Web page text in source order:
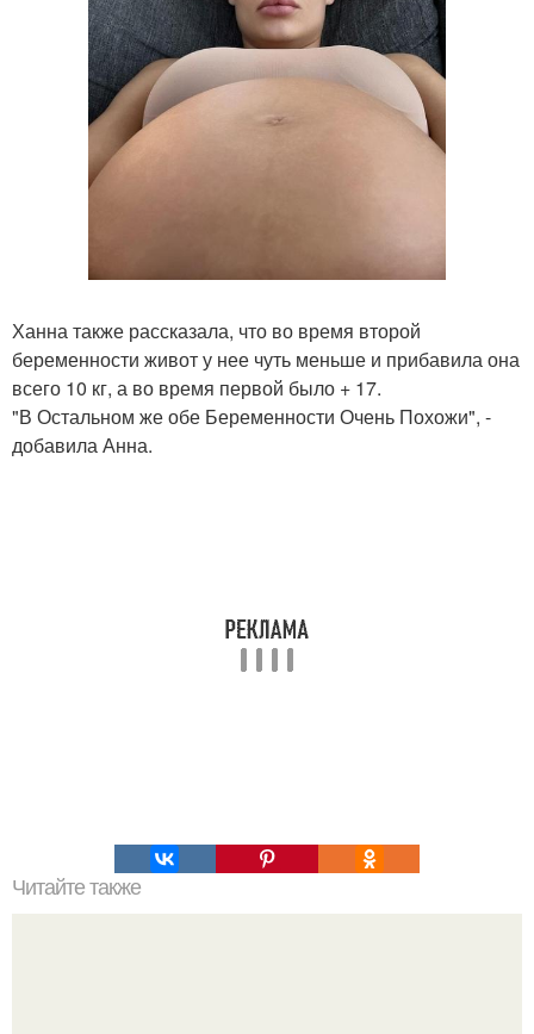
Ханна также рассказала, что во время второй
беременности живот у нее чуть меньше и прибавила она
всего 10 кг, а во время первой было + 17.
"В Остальном же обе Беременности Очень Похожи", -
добавила Анна.
Читайте также